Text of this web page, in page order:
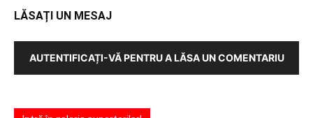
LĂSAȚI UN MESAJ
AUTENTIFICAȚI-VĂ PENTRU A LĂSA UN COMENTARIU